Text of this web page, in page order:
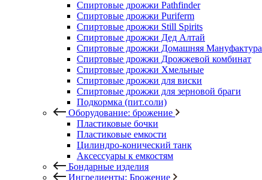
Спиртовые дрожжи Pathfinder
Спиртовые дрожжи Puriferm
Спиртовые дрожжи Still Spirits
Спиртовые дрожжи Дед Алтай
Спиртовые дрожжи Домашняя Мануфактура
Спиртовые дрожжи Дрожжевой комбинат
Спиртовые дрожжи Хмельные
Спиртовые дрожжи для виски
Спиртовые дрожжи для зерновой браги
Подкормка (пит.соли)
Оборудование: брожение
Пластиковые бочки
Пластиковые емкости
Цилиндро-конический танк
Аксессуары к емкостям
Бондарные изделия
Ингредиенты: Брожение